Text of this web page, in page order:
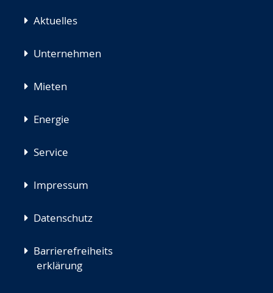
Aktuelles
Unternehmen
Mieten
Energie
Service
Impressum
Datenschutz
Barrierefreiheits
erklärung